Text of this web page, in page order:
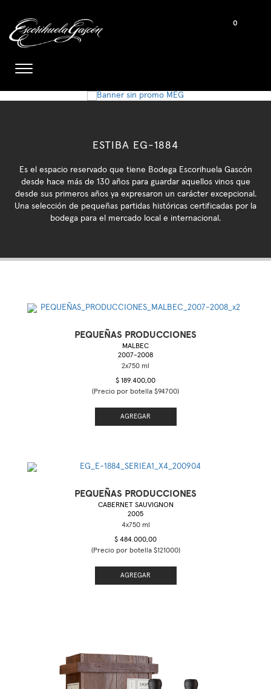
0
ESTIBA EG-1884
Es el espacio reservado que tiene Bodega Escorihuela Gascón
desde hace más de 130 años para guardar aquellos vinos que
desde sus primeros años ya expresaron un carácter excepcional.
Una selección de pequeñas partidas históricas certificadas por la
bodega para el mercado local e internacional.
PEQUEÑAS PRODUCCIONES
MALBEC
2007-2008
$ 189.400,00
(Precio por botella $94700)
AGREGAR
PEQUEÑAS PRODUCCIONES
CABERNET SAUVIGNON
2005
$ 484.000,00
(Precio por botella $121000)
AGREGAR